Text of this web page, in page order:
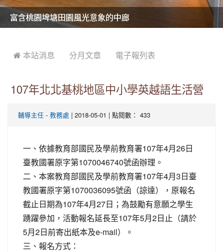
美麗的操場是我們活力的來源
美麗的操場是我們活力的來源
煥然一新的小司令台
煥然一新的小司令台
富含桃園埤塘田園風光意象的中廊
富含桃園埤塘田園風光意象的中廊
嶄新的中庭廣場
嶄新的中庭廣場
水生池生生不息
水生池生生不息
 本站消息 分月文章 電子報列表
107年北北基桃地區中小學英越語生活營
輔導主任 - 教務處 | 2018-05-01 | 點閱數： 433
一、依據教育部國民及學前教育署107年4月26日
臺教國署原字第1070046740號函辦理。
二、本案教育部國民及學前教育署107年4月3日臺
教國署原字第1070036095號函（諒達），原報名
截止日期為107年4月27日；為鼓勵有意願之學生
踴躍參加，活動報名延長至107年5月2日止（請於
5月2日前寄出紙本及e-mail）。
三、報名方式：